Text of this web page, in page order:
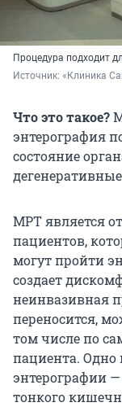
Процедура подходит
Источник: «Клиника
Что это такое?
энтерография
состояние
МРТ является
пациентов,
могут пройти
создает
неинвазивная
переносится,
том числе по
пациента.
энтерографии
тонкого